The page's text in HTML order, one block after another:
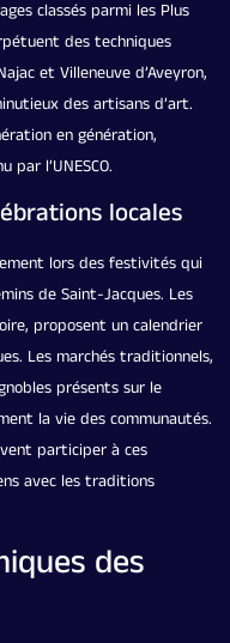
classés parmi les Plus
des techniques
et Villeneuve d’Aveyron,
des artisans d’art.
en génération,
l’UNESCO.
locales
lors des festivités qui
de Saint-Jacques. Les
proposent un calendrier
Les marchés traditionnels,
présents sur le
la vie des communautés.
participer à ces
avec les traditions
des